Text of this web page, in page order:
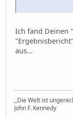
Ich fand Deinen
aus...
,,Die Welt ist
John F. Kennedy